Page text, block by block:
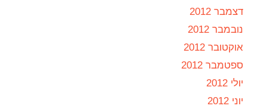
דצמבר 2012
נובמבר 2012
אוקטובר 2012
ספטמבר 2012
יולי 2012
יוני 2012